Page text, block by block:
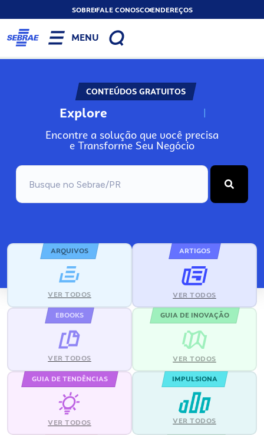
SOBREFALE CONOSCOENDEREÇOS
MENU
CONTEÚDOS GRATUITOS
Explore N
Encontre a solução que você precisa
e Transforme Seu Negócio
ARQUIVOS
VER TODOS
ARTIGOS
VER TODOS
EBOOKS
VER TODOS
GUIA DE INOVAÇÃO
VER TODOS
GUIA DE TENDÊNCIAS
VER TODOS
IMPULSIONA
VER TODOS